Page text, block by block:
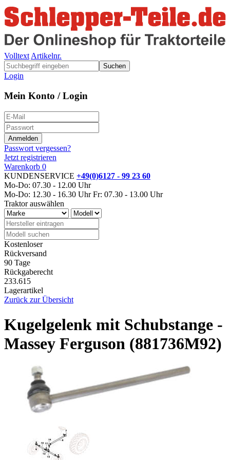
Volltext Artikelnr.
Suchen
Login
Mein Konto / Login
Passwort vergessen?
Jetzt registrieren
Warenkorb 0
KUNDENSERVICE +49(0)6127 - 99 23 60
Mo-Do: 07.30 - 12.00 Uhr
Mo-Do: 12.30 - 16.30 Uhr Fr: 07.30 - 13.00 Uhr
Traktor auswählen
Kostenloser
Rückversand
90 Tage
Rückgaberecht
233.615
Lagerartikel
Zurück zur Übersicht
Kugelgelenk mit Schubstange -
Massey Ferguson (881736M92)